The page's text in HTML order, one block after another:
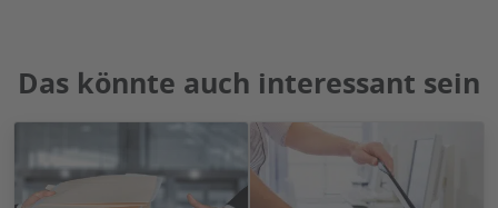
Das könnte auch interessant sein